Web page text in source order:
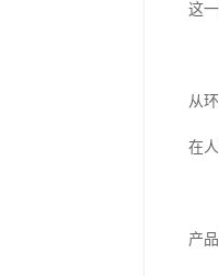
这
从
在
产